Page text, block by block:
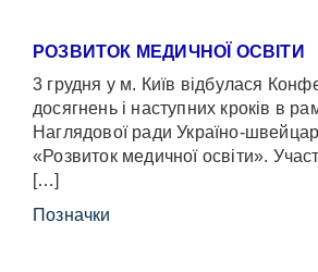
РОЗВИТОК МЕДИЧНОЇ ОСВІТИ
3 грудня у м. Київ відбулася
досягнень і наступних кроків в
Наглядової ради Україно-
«Розвиток медичної освіти».
[…]
Позначки